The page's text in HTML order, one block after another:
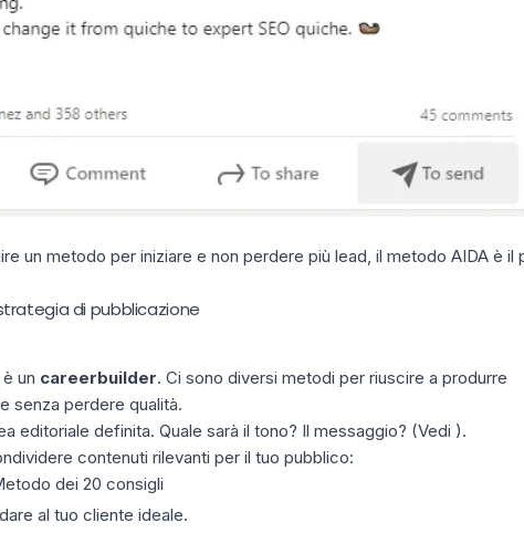
un metodo per iniziare e non perdere più lead, il metodo AIDAè il
di pubblicazione
un careerbuilder. Ci sono diversi metodi per riuscire a produrre
senza perdere qualità.
editoriale definita. Quale sarà il tono? Il messaggio? (Vedi ).
contenuti rilevanti per il tuo pubblico:
dei 20 consigli
al tuo cliente ideale.